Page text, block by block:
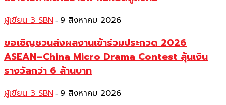
ผู้เขียน 3 SBN - 9 สิงหาคม 2026
ขอเชิญชวนส่งผลงานเข้าร่วมประกวด 2026
ASEAN–China Micro Drama Contest ลุ้นเงิน
รางวัลกว่า 6 ล้านบาท
ผู้เขียน 3 SBN - 9 สิงหาคม 2026